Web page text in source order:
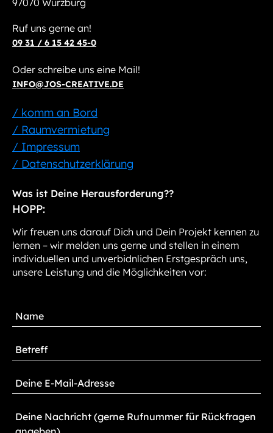
Ruf uns gerne an!
09 31 / 6 15 42 45-0
Oder schreibe uns eine Mail!
INFO@JOS-CREATIVE.DE
/ komm an Bord
/ Raumvermietung
/ Impressum
/ Datenschutzerklärung
Was ist Deine Herausforderung??
HOPP:
Wir freuen uns darauf Dich und Dein Projekt kennen zu
lernen – wir melden uns gerne und stellen in einem
individuellen und unverbidnlichen Erstgespräch uns,
unsere Leistung und die Möglichkeiten vor: